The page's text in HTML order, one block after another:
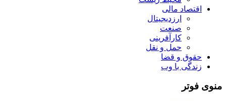
اقتصاد مالی
ارزدیجیتال
صنعت
کارآفرینی
حمل و نقل
حقوق و قضا
زندگی با وب
منوی فوتر